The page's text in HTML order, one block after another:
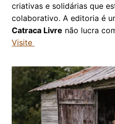
criativas e solidárias que
colaborativo. A editoria é
Catraca Livre não lucra
Visite